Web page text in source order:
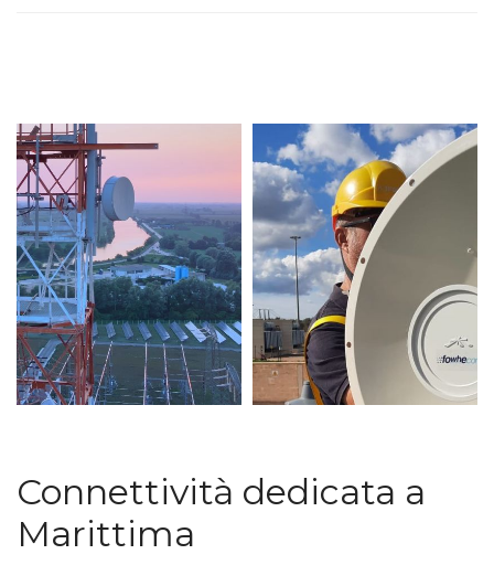
Connettività dedicata a
Marittima